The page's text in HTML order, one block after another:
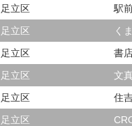
足立区
駅
足立区
く
足立区
書
足立区
文
足立区
住
足立区